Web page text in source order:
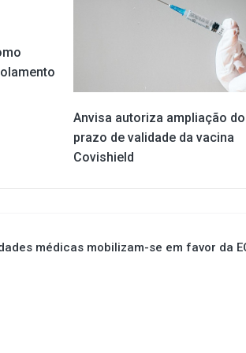
Anvisa autoriza ampliação do
prazo de validade da vacina
Covishield
médicas mobilizam-se em favor da